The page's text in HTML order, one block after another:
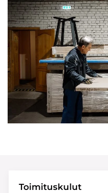
Toimituskulut